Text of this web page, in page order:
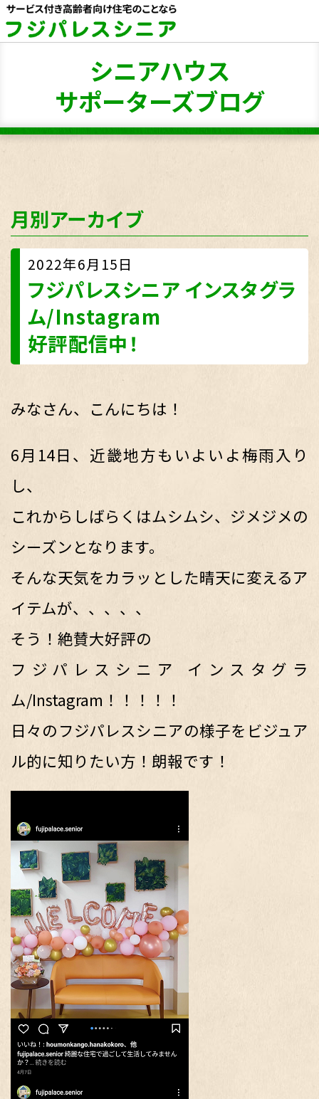
シニアハウス
サポーターズブログ
月別アーカイブ
2022年6月15日
フジパレスシニア インスタグラ
ム/
好評配信中！
みなさん、こんにちは！
6月14日、近畿地方もいよいよ梅雨入り
し、
これからしばらくはムシムシ、ジメジメの
シーズンとなります。
そんな天気をカラッとした晴天に変えるア
イテムが、、、、、
そう！絶賛大好評の
フジパレスシニア インスタグラ
ム/Instagram！！！！！
日々のフジパレスシニアの様子をビジュア
ル的に知りたい方！朗報です！